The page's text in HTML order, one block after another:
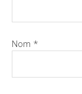
Nom *